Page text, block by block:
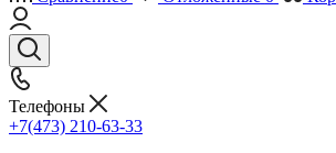
Телефоны
+7(473) 210-63-33